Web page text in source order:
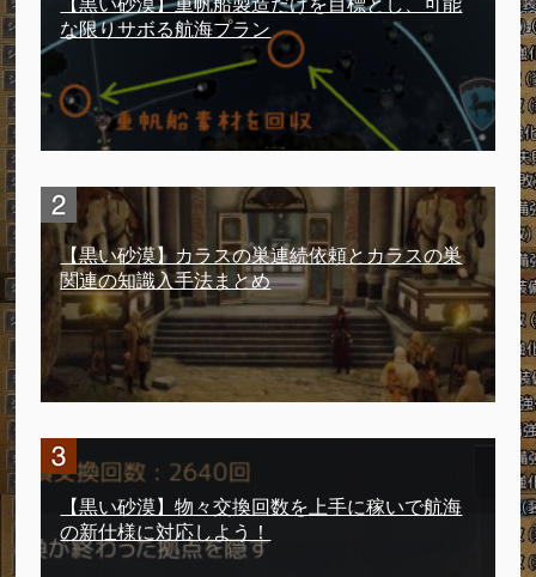
【黒い砂漠】重帆船製造だけを目標とし、可能
な限りサボる航海プラン
【黒い砂漠】カラスの巣連続依頼とカラスの巣
関連の知識入手法まとめ
【黒い砂漠】物々交換回数を上手に稼いで航海
の新仕様に対応しよう！